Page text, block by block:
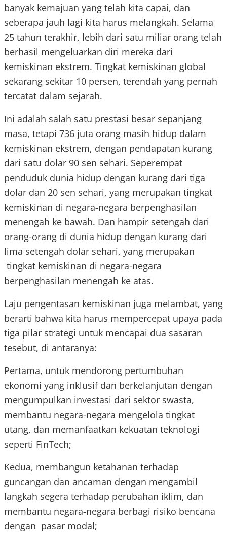
banyak kemajuan yang telah kita capai, dan
seberapa jauh lagi kita harus melangkah. Selama
25 tahun terakhir, lebih dari satu miliar orang telah
berhasil mengeluarkan diri mereka dari
kemiskinan ekstrem. Tingkat kemiskinan global
sekarang sekitar 10 persen, terendah yang pernah
tercatat dalam sejarah.
Ini adalah salah satu prestasi besar sepanjang
masa, tetapi 736 juta orang masih hidup dalam
kemiskinan ekstrem, dengan pendapatan kurang
dari satu dolar 90 sen sehari. Seperempat
penduduk dunia hidup dengan kurang dari tiga
dolar dan 20 sen sehari, yang merupakan tingkat
kemiskinan di negara-negara berpenghasilan
menengah ke bawah. Dan hampir setengah dari
orang-orang di dunia hidup dengan kurang dari
lima setengah dolar sehari, yang merupakan
tingkat kemiskinan di negara-negara
berpenghasilan menengah ke atas.
Laju pengentasan kemiskinan juga melambat, yang
berarti bahwa kita harus mempercepat upaya pada
tiga pilar strategi untuk mencapai dua sasaran
tesebut, di antaranya:
Pertama, untuk mendorong pertumbuhan
ekonomi yang inklusif dan berkelanjutan dengan
mengumpulkan investasi dari sektor swasta,
membantu negara-negara mengelola tingkat
utang, dan memanfaatkan kekuatan teknologi
seperti FinTech;
Kedua, membangun ketahanan terhadap
guncangan dan ancaman dengan mengambil
langkah segera terhadap perubahan iklim, dan
membantu negara-negara berbagi risiko bencana
dengan pasar modal;